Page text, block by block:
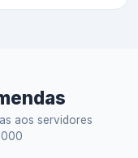
aos servidores